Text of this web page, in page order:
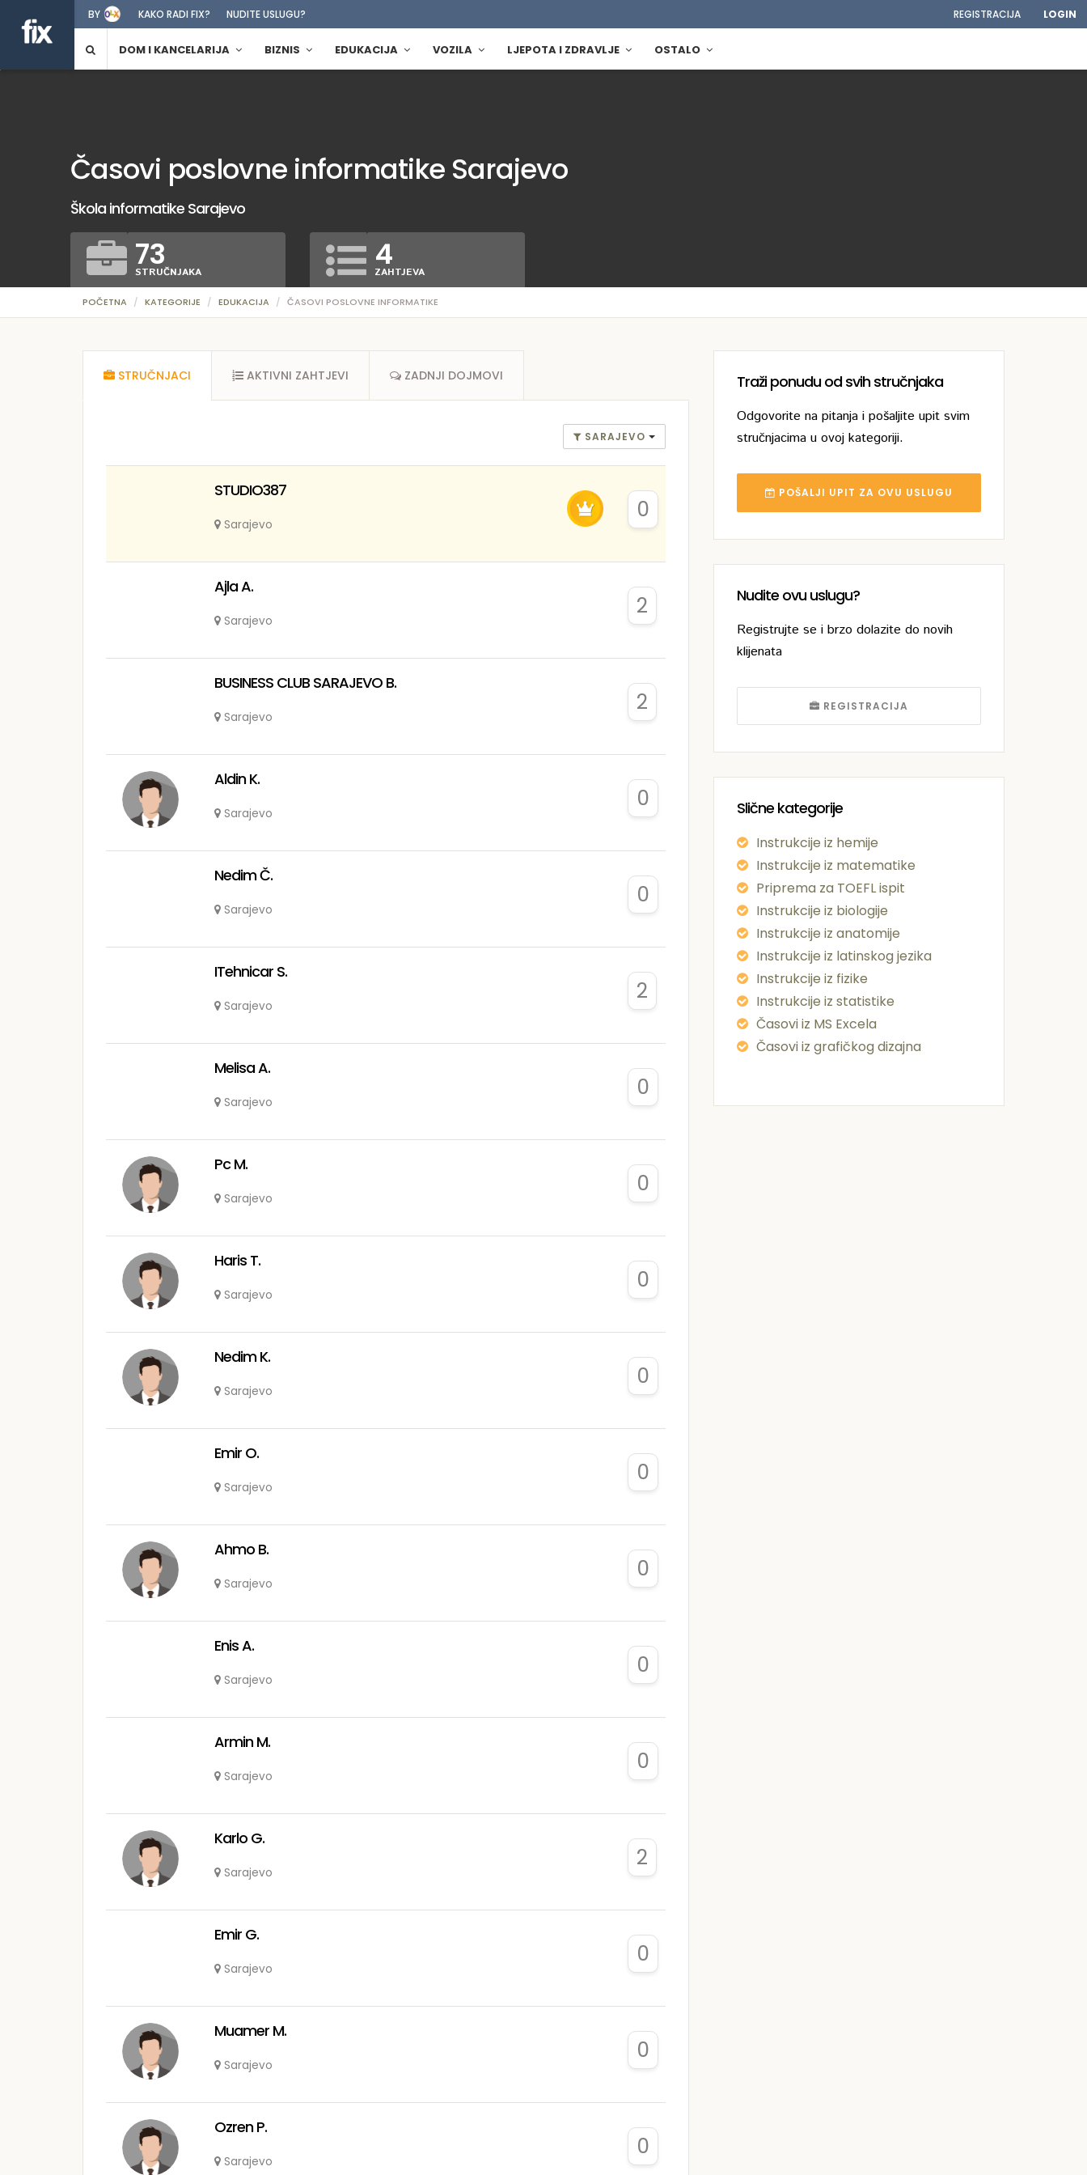
BY KAKO RADI FIX? NUDITE USLUGU? REGISTRACIJA LOGIN
DOM I KANCELARIJA BIZNIS EDUKACIJA VOZILA LJEPOTA I ZDRAVLJE OSTALO
POČETNA KATEGORIJE EDUKACIJA ČASOVI POSLOVNE INFORMATIKE
Časovi poslovne informatike Sarajevo
Škola informatike Sarajevo
73
STRUČNJAKA 4
ZAHTJEVA
Traži ponudu od svih stručnjaka
Odgovorite na pitanja i pošaljite upit svim
stručnjacima u ovoj kategoriji.
POŠALJI UPIT ZA OVU USLUGU
Nudite ovu uslugu?
Registrujte se i brzo dolazite do novih
klijenata
REGISTRACIJA
Slične kategorije
Instrukcije iz hemije
Instrukcije iz matematike
Priprema za TOEFL ispit
Instrukcije iz biologije
Instrukcije iz anatomije
Instrukcije iz latinskog jezika
Instrukcije iz fizike
Instrukcije iz statistike
Časovi iz MS Excela
Časovi iz grafičkog dizajna
STRUČNJACI AKTIVNI ZAHTJEVI ZADNJI DOJMOVI
SARAJEVO
STUDIO387
Sarajevo
0
Ajla A.
Sarajevo
2
BUSINESS CLUB SARAJEVO B.
Sarajevo
2
Aldin K.
Sarajevo
0
Nedim Č.
Sarajevo
0
ITehnicar S.
Sarajevo
2
Melisa A.
Sarajevo
0
Pc M.
Sarajevo
0
Haris T.
Sarajevo
0
Nedim K.
Sarajevo
0
Emir O.
Sarajevo
0
Ahmo B.
Sarajevo
0
Enis A.
Sarajevo
0
Armin M.
Sarajevo
0
Karlo G.
Sarajevo
2
Emir G.
Sarajevo
0
Muamer M.
Sarajevo
0
Ozren P.
Sarajevo
0